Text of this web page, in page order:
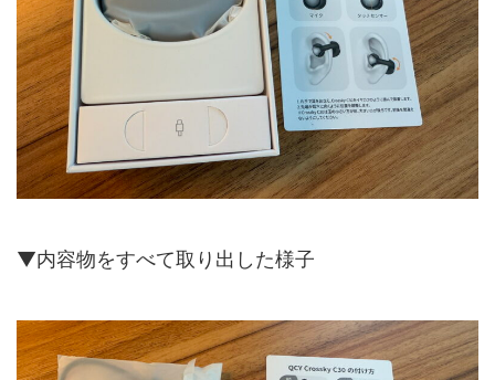
▼内容物をすべて取り出した様子